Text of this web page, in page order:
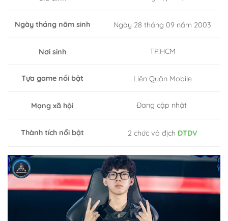
Ngày tháng năm sinh Ngày 28 tháng 09 năm 2003
Nơi sinh TP.HCM
Tựa game nổi bật Liên Quân Mobile
Mạng xã hội Đang cập nhật
Thành tích nổi bật 2 chức vô địch ĐTDV